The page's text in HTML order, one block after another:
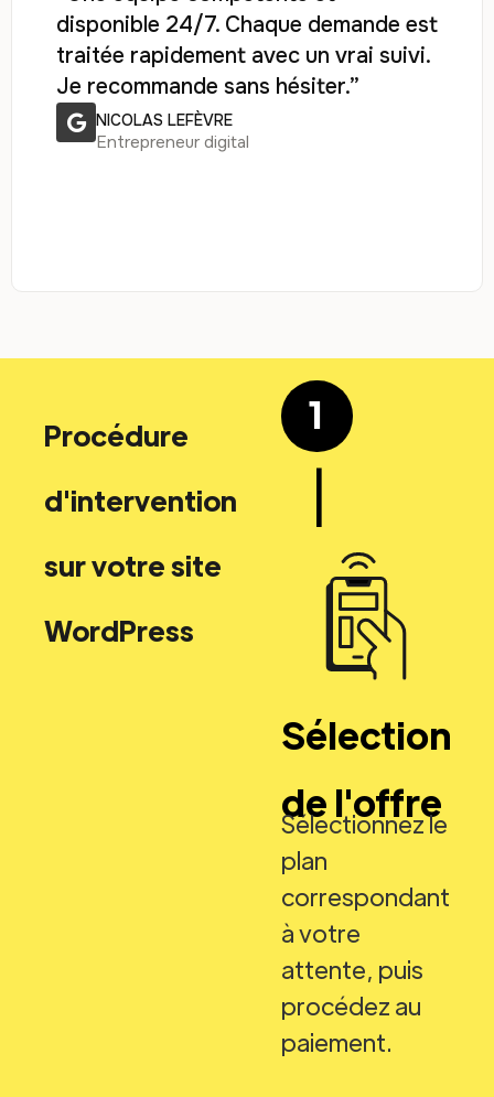
disponible 24/7. Chaque demande est
traitée rapidement avec un vrai suivi.
Je recommande sans hésiter.”
NICOLAS LEFÈVRE
Entrepreneur digital
Procédure
d'intervention
sur votre site
WordPress
1
|
Sélection
de l'offre
Sélectionnez le
plan
correspondant
à votre
attente, puis
procédez au
paiement.